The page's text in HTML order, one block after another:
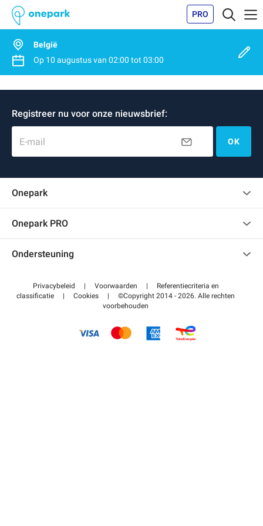
PRO
België
Op 10 augustusvan 02:00 tot 03:00
Registreer nu voor onze nieuwsbrief:
E-mail OK
Onepark
Onepark PRO
Word partner van Onepark
Ondersteuning
Helpcentrum
Betalen voor parkeren FLOW
Privacybeleid | Voorwaarden |
Referentiecriteria en
classificatie
| Cookies |
©Copyright 2014 - 2026. Alle rechten
voorbehouden